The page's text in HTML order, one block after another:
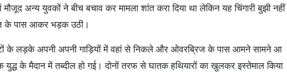
अन्य युवकों ने बीच बचाव कर मामला शांत करा दिया था लेकिन यह चिंगारी बुझी नहीं
के पास आकर भड़क उठी।
गुटों के लड़के अपनी अपनी गाड़ियों में वहां से निकले और ओवरब्रिज के पास आमने सामने आ
के मैदान में तब्दील हो गई। दोनों तरफ से घातक हथियारों का खुलकर इस्तेमाल किया